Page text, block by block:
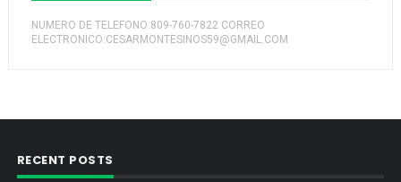
NUMERO DE TELEFONO:809-760-7822 CORREO
ELECTRONICO:CESARMONTESINOS59@GMAIL.COM
RECENT POSTS